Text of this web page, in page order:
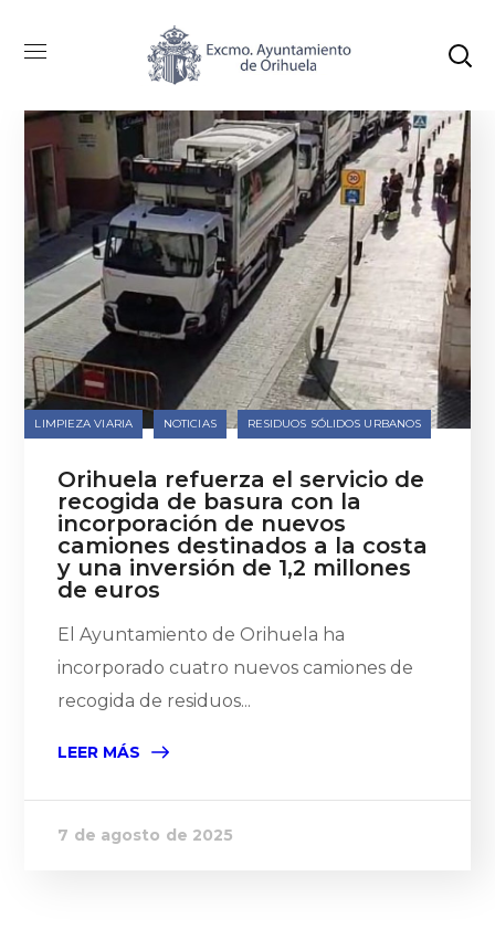
LIMPIEZA VIARIA NOTICIAS RESIDUOS SÓLIDOS URBANOS
Orihuela refuerza el servicio de
recogida de basura con la
incorporación de nuevos
camiones destinados a la costa
y una inversión de 1,2 millones
de euros
El Ayuntamiento de Orihuela ha
incorporado cuatro nuevos camiones de
recogida de residuos...
LEER MÁS
7 de agosto de 2025